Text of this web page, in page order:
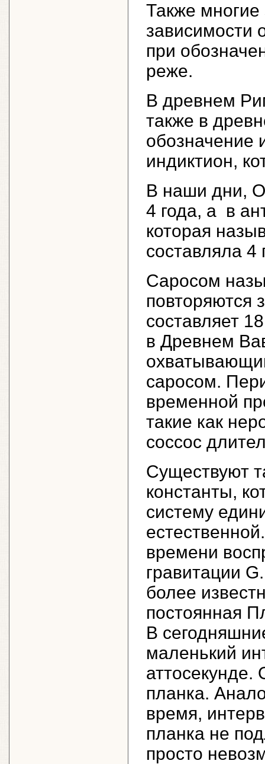
Также многие
зависимости
при
реже.
В древнем
также в
обозначение
индиктион,
В наши дни,
4 года, а в
которая
составляла 4
Саросом
повторяются
составляет
в Древнем
саросом.
временной
такие как
соссос
Существуют
константы,
систему
времени
гравитации G
более
постоянная
В
маленький
аттосекунде.
планка.
время,
планка не
просто